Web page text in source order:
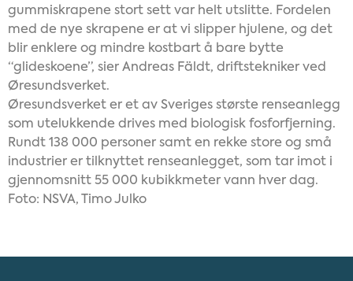
gummiskrapene stort sett var helt utslitte. Fordelen
med de nye skrapene er at vi slipper hjulene, og det
blir enklere og mindre kostbart å bare bytte
“glideskoene”, sier Andreas Fäldt, driftstekniker ved
Øresundsverket.
Øresundsverket er et av Sveriges største renseanlegg
som utelukkende drives med biologisk fosforfjerning.
Rundt 138 000 personer samt en rekke store og små
industrier er tilknyttet renseanlegget, som tar imot i
gjennomsnitt 55 000 kubikkmeter vann hver dag.
Foto: NSVA, Timo Julko